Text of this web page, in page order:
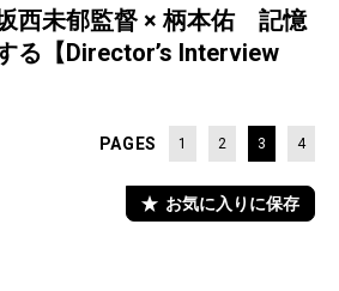
坂西未郁監督 × 柄本佑 記憶
る【Director’s Interview
PAGES 1 2 3 4
お気に入りに保存